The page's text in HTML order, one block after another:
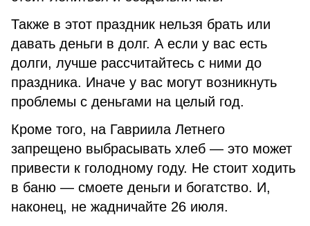
Также в этот праздник нельзя брать или
давать деньги в долг. А если у вас есть
долги, лучше рассчитайтесь с ними до
праздника. Иначе у вас могут возникнуть
проблемы с деньгами на целый год.
Кроме того, на Гавриила Летнего
запрещено выбрасывать хлеб — это может
привести к голодному году. Не стоит ходить
в баню — смоете деньги и богатство. И,
наконец, не жадничайте 26 июля.